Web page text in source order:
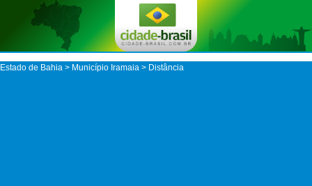
Estado de Bahia > Município Iramaia > Distância